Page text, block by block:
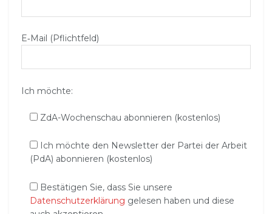
E‑Mail (Pflichtfeld)
Ich möchte:
ZdA-Wochenschau abonnieren (kostenlos)
Ich möchte den Newsletter der Partei der Arbeit
(PdA) abonnieren (kostenlos)
Bestätigen Sie, dass Sie unsere
Datenschutzerklärung gelesen haben und diese